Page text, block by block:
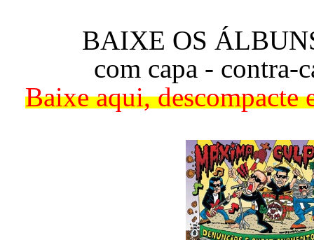
BAIXE OS
com capa - contra-
Baixe aqui, descompacte